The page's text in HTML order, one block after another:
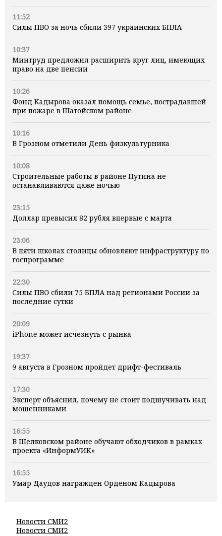
11:52
Силы ПВО за ночь сбили 397 украинских БПЛА
10:37
Минтруд предложил расширить круг лиц, имеющих
право на две пенсии
10:26
Фонд Кадырова оказал помощь семье, пострадавшей
при пожаре в Шатойском районе
10:16
В Грозном отметили День физкультурника
10:08
Строительные работы в районе Путина не
останавливаются даже ночью
23:15
Доллар превысил 82 рубля впервые с марта
23:06
В пяти школах столицы обновляют инфраструктуру по
госпрограмме
22:30
Силы ПВО сбили 75 БПЛА над регионами России за
последние сутки
20:09
iPhone может исчезнуть с рынка
19:37
9 августа в Грозном пройдет дрифт-фестиваль
17:30
Эксперт объяснил, почему не стоит подшучивать над
мошенниками
16:55
В Шелковском районе обучают обходчиков в рамках
проекта «ИнформУИК»
16:55
Умар Даудов награжден Орденом Кадырова
Новости СМИ2
Новости СМИ2